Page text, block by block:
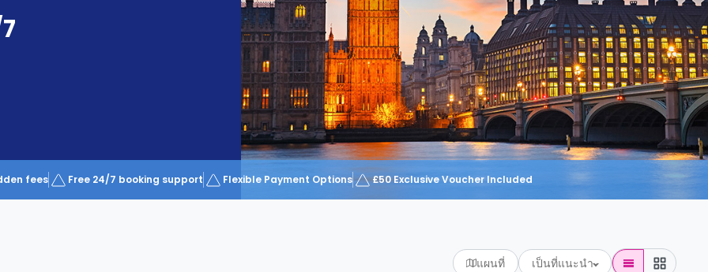
fees Free 24/7 booking support Flexible Payment Options £50 Exclusive Voucher Included
แผนที่ เป็นที่แนะนำ